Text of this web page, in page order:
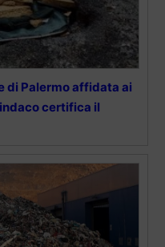
di Palermo affidata ai
certifica il